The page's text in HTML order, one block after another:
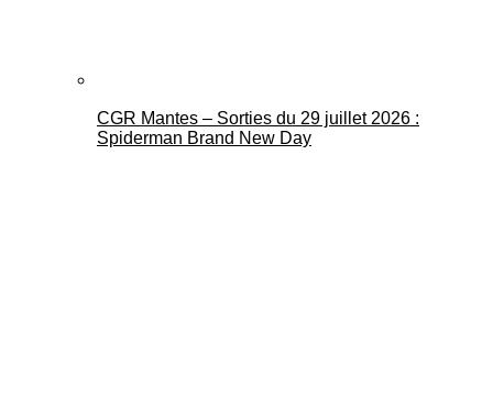
CGR Mantes – Sorties du 29 juillet 2026 :
Spiderman Brand New Day